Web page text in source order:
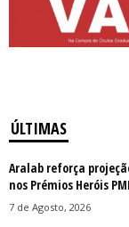
ÚLTIMAS
Aralab reforça
nos Prémios Heróis
7 de Agosto, 2026